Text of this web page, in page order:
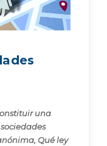
una
, Qué ley